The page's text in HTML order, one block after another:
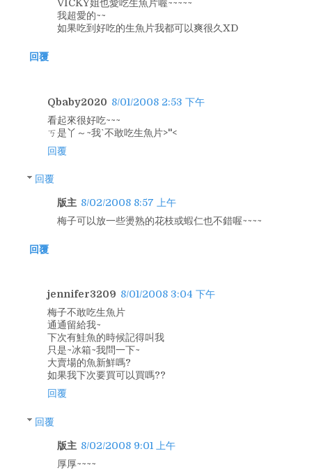
VICKY姐也愛吃生魚片喔~~~~~
我超愛的~~
如果吃到好吃的生魚片我都可以爽很久XD
回覆
Qbaby2020 8/01/2008 2:53 下午
看起來很好吃~~~
ㄎ是丫～~我ˋ不敢吃生魚片>''<
回覆
回覆
版主 8/02/2008 8:57 上午
梅子可以放一些燙熟的花枝或蝦仁也不錯喔~~~~
回覆
jennifer3209 8/01/2008 3:04 下午
梅子不敢吃生魚片
通通留給我~
下次有鮭魚的時候記得叫我
只是~冰箱~我問一下~
大賣場的魚新鮮嗎?
如果我下次要買可以買嗎??
回覆
回覆
版主 8/02/2008 9:01 上午
厚厚~~~~